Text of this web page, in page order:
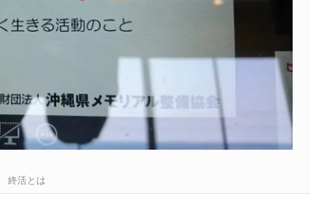
終活とは